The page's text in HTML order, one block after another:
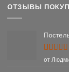
ОТЗЫВЫ
от